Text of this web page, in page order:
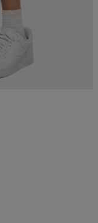
44,99 EUR